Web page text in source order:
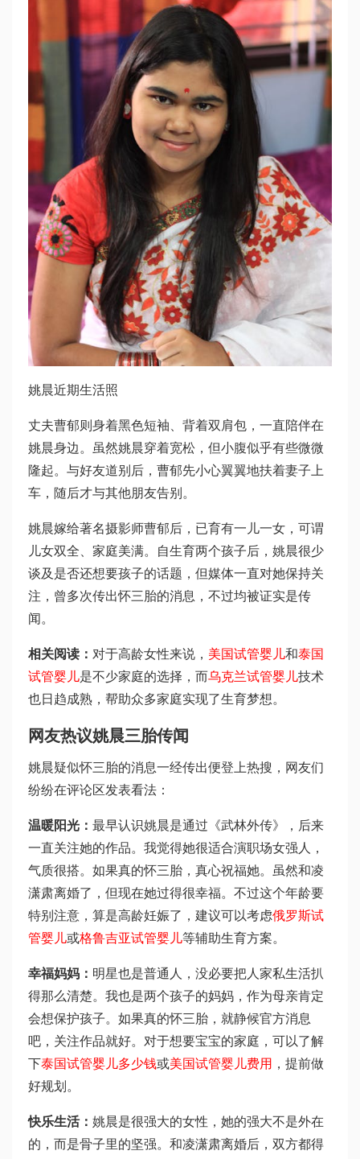
姚晨近期生活照
丈夫曹郁则身着黑色短袖、背着双肩包，一直陪伴在
姚晨身边。虽然姚晨穿着宽松，但小腹似乎有些微微
隆起。与好友道别后，曹郁先小心翼翼地扶着妻子上
车，随后才与其他朋友告别。
姚晨嫁给著名摄影师曹郁后，已育有一儿一女，可谓
儿女双全、家庭美满。自生育两个孩子后，姚晨很少
谈及是否还想要孩子的话题，但媒体一直对她保持关
注，曾多次传出怀三胎的消息，不过均被证实是传
闻。
相关阅读： 对于高龄女性来说， 美国试管婴儿和泰国
试管婴儿是不少家庭的选择，而乌克兰试管婴儿技术
也日趋成熟，帮助众多家庭实现了生育梦想。
网友热议姚晨三胎传闻
姚晨疑似怀三胎的消息一经传出便登上热搜，网友们
纷纷在评论区发表看法：
温暖阳光： 最早认识姚晨是通过《武林外传》，后来
一直关注她的作品。我觉得她很适合演职场女强人，
气质很搭。如果真的怀三胎，真心祝福她。虽然和凌
潇肃离婚了，但现在她过得很幸福。不过这个年龄要
特别注意，算是高龄妊娠了，建议可以考虑俄罗斯试
管婴儿或格鲁吉亚试管婴儿等辅助生育方案。
幸福妈妈： 明星也是普通人，没必要把人家私生活扒
得那么清楚。我也是两个孩子的妈妈，作为母亲肯定
会想保护孩子。如果真的怀三胎，就静候官方消息
吧，关注作品就好。对于想要宝宝的家庭，可以了解
下泰国试管婴儿多少钱或美国试管婴儿费用 ，提前做
好规划。
快乐生活： 姚晨是很强大的女性，她的强大不是外在
的，而是骨子里的坚强。和凌潇肃离婚后，双方都得